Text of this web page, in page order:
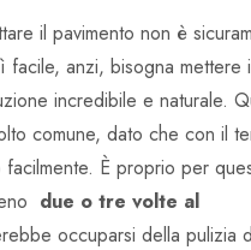
il pavimento non è
facile, anzi, bisogna mettere
incredibile e naturale.
comune, dato che con il
facilmente. È proprio per
due o tre volte al
occuparsi della pulizia